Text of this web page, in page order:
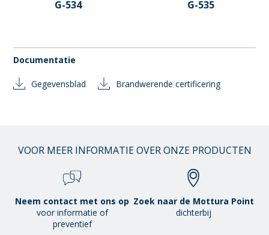
G-534 G-535
Documentatie
Gegevensblad Brandwerende certificering
VOOR MEER INFORMATIE OVER ONZE PRODUCTEN
Neem contact met ons op
voor informatie of
preventief
Zoek naar de Mottura Point
dichterbij